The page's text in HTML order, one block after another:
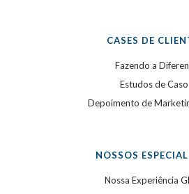
CASES DE
Fazendo a
Estudos de
Depoimento de
NOSSOS
Nossa Experiência